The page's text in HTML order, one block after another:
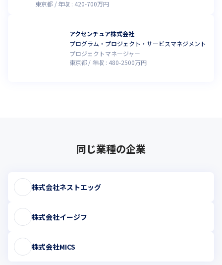
東京都
年収 : 420-700万円
アクセンチュア株式会社
プログラム・プロジェクト・サービスマネジメント
プロジェクトマネージャー
東京都
年収 : 480-2500万円
同じ業種の企業
株式会社ネストエッグ
株式会社イージフ
株式会社MICS